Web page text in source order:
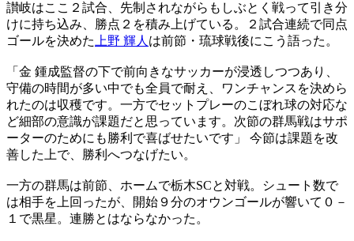
讃岐はここ２試合、先制されながらもしぶとく戦って引き分
けに持ち込み、勝点２を積み上げている。２試合連続で同点
ゴールを決めた 上野 輝人 は前節・琉球戦後にこう語った。
「金 鍾成監督の下で前向きなサッカーが浸透しつつあり、
守備の時間が多い中でも全員で耐え、ワンチャンスを決めら
れたのは収穫です。一方でセットプレーのこぼれ球の対応な
ど細部の意識が課題だと思っています。次節の群馬戦はサポ
ーターのためにも勝利で喜ばせたいです」 今節は課題を改
善した上で、勝利へつなげたい。
一方の群馬は前節、ホームで栃木SCと対戦。シュート数で
は相手を上回ったが、開始９分のオウンゴールが響いて０－
１で黒星。連勝とはならなかった。